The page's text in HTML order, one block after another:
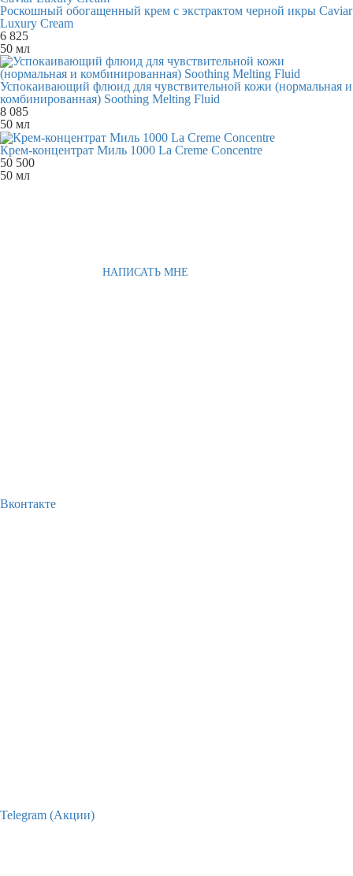
Роскошный обогащенный крем с экстрактом черной икры Caviar
Luxury Cream
6 825
50 мл
Успокаивающий флюид для чувствительной кожи (нормальная и
комбинированная) Soothing Melting Fluid
8 085
50 мл
Крем-концентрат Миль 1000 La Creme Concentre
50 500
50 мл
НАПИСАТЬ МНЕ
Вконтакте
Telegram (Акции)